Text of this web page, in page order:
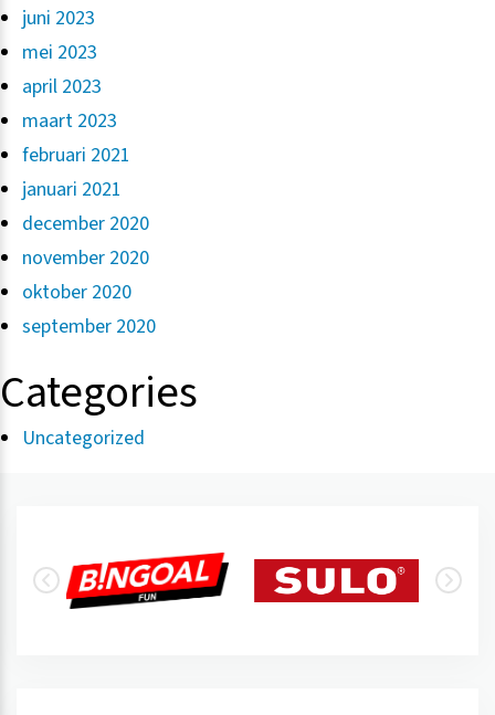
juni 2023
mei 2023
april 2023
maart 2023
februari 2021
januari 2021
december 2020
november 2020
oktober 2020
september 2020
Categories
Uncategorized